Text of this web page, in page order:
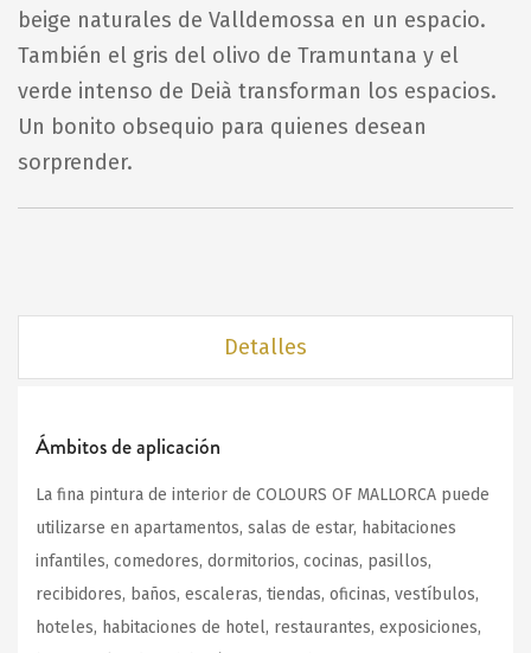
beige naturales de Valldemossa en un espacio.
También el gris del olivo de Tramuntana y el
verde intenso de Deià transforman los espacios.
Un bonito obsequio para quienes desean
sorprender.
Detalles
Ámbitos de aplicación
La fina pintura de interior de COLOURS OF MALLORCA puede
utilizarse en apartamentos, salas de estar, habitaciones
infantiles, comedores, dormitorios, cocinas, pasillos,
recibidores, baños, escaleras, tiendas, oficinas, vestíbulos,
hoteles, habitaciones de hotel, restaurantes, exposiciones,